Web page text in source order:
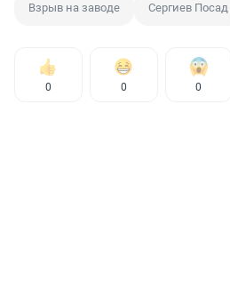
Взрыв на заводе Сергиев Посад
0 0 0